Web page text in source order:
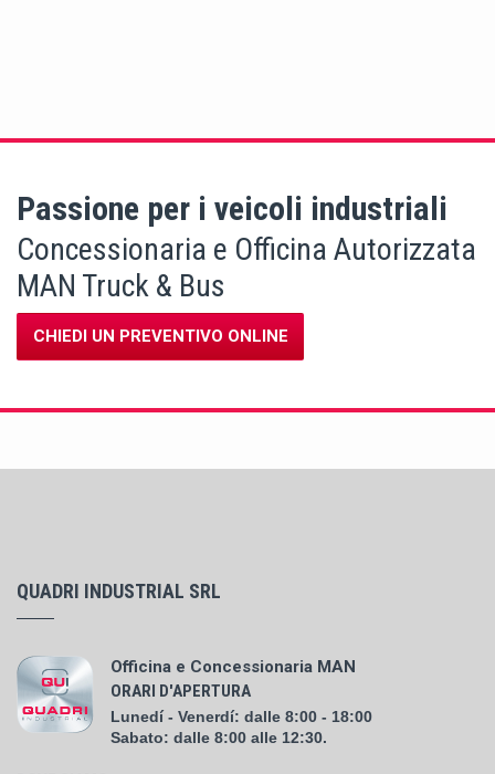
Passione per i veicoli industriali
Concessionaria e Officina Autorizzata
MAN Truck & Bus
CHIEDI UN PREVENTIVO ONLINE
QUADRI INDUSTRIAL SRL
Officina e Concessionaria MAN
ORARI D'APERTURA
Lunedí - Venerdí: dalle 8:00 - 18:00
Sabato: dalle 8:00 alle 12:30.